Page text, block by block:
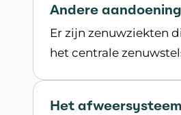
Andere
Er zijn zenuwziekten
het centrale
Het